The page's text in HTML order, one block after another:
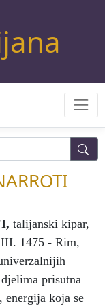
, talijanski kipar,
1475 - Rim,
prisutna
energija koja se